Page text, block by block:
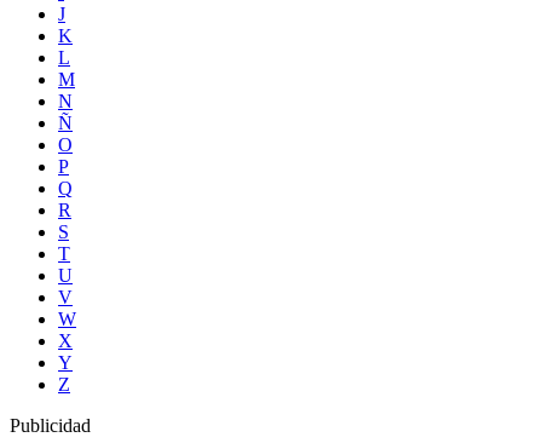
J
K
L
M
N
Ñ
O
P
Q
R
S
T
U
V
W
X
Y
Z
Publicidad